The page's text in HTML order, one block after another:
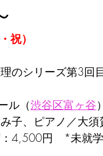
祝）
のシリーズ第3回
ル（渋谷区富ヶ谷
子、ピアノ／大
4,500円　*未就